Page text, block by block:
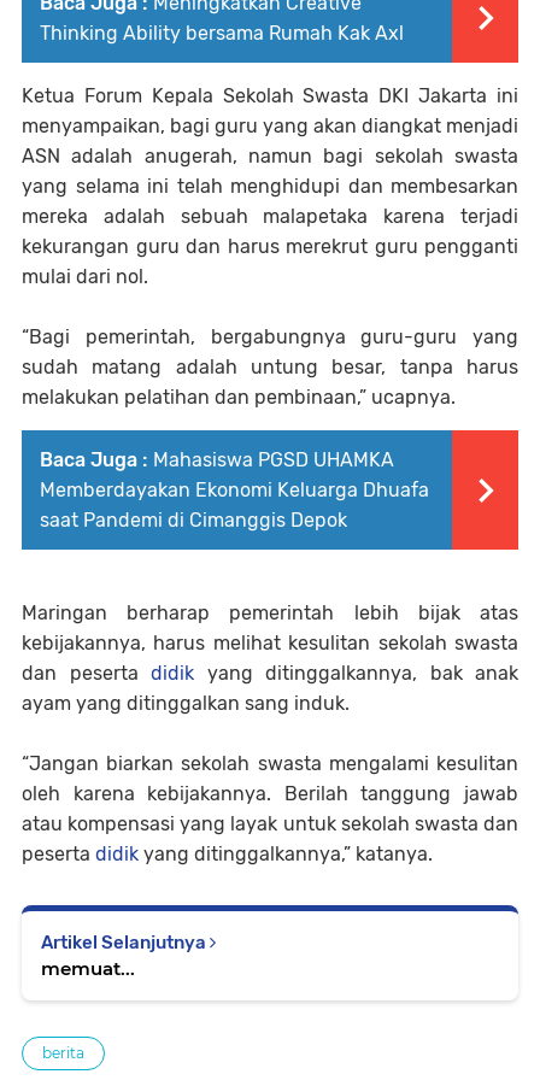
Thinking Ability bersama Rumah Kak Axl
Ketua Forum Kepala Sekolah Swasta DKI Jakarta ini
menyampaikan, bagi guru yang akan diangkat menjadi
ASN adalah anugerah, namun bagi sekolah swasta
yang selama ini telah menghidupi dan membesarkan
mereka adalah sebuah malapetaka karena terjadi
kekurangan guru dan harus merekrut guru pengganti
mulai dari nol.
“Bagi pemerintah, bergabungnya guru-guru yang
sudah matang adalah untung besar, tanpa harus
melakukan pelatihan dan pembinaan,” ucapnya.
Baca Juga : Mahasiswa PGSD UHAMKA
Memberdayakan Ekonomi Keluarga Dhuafa
saat Pandemi di Cimanggis Depok
Maringan berharap pemerintah lebih bijak atas
kebijakannya, harus melihat kesulitan sekolah swasta
dan peserta didik yang ditinggalkannya, bak anak
ayam yang ditinggalkan sang induk.
“Jangan biarkan sekolah swasta mengalami kesulitan
oleh karena kebijakannya. Berilah tanggung jawab
atau kompensasi yang layak untuk sekolah swasta dan
peserta didik yang ditinggalkannya,” katanya.
Artikel Selanjutnya
memuat...
berita